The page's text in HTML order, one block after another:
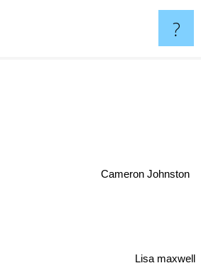
?
Cameron Johnston
Lisa maxwell